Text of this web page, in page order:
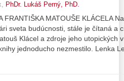
PhDr. Lukáš Perný, PhD.
FRANTIŠKA MATOUŠE KLÁCELA
sveta budúcnosti, stále je čítaná a
Klácel a zdroje jeho utopických
jednoducho nezmestilo. Lenka